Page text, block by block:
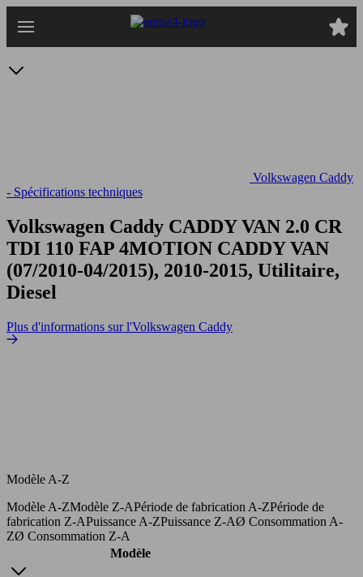
au
Volkswagen Caddy
- Spécifications techniques
Volkswagen Caddy CADDY VAN 2.0 CR
TDI 110 FAP 4MOTION CADDY VAN
(07/2010-04/2015), 2010-2015, Utilitaire,
Diesel
Plus d'informations sur l'Volkswagen Caddy
Modèle A-Z
Modèle A-ZModèle Z-APériode de fabrication A-ZPériode de
fabrication Z-APuissance A-ZPuissance Z-AØ Consommation A-
ZØ Consommation Z-A
Modèle